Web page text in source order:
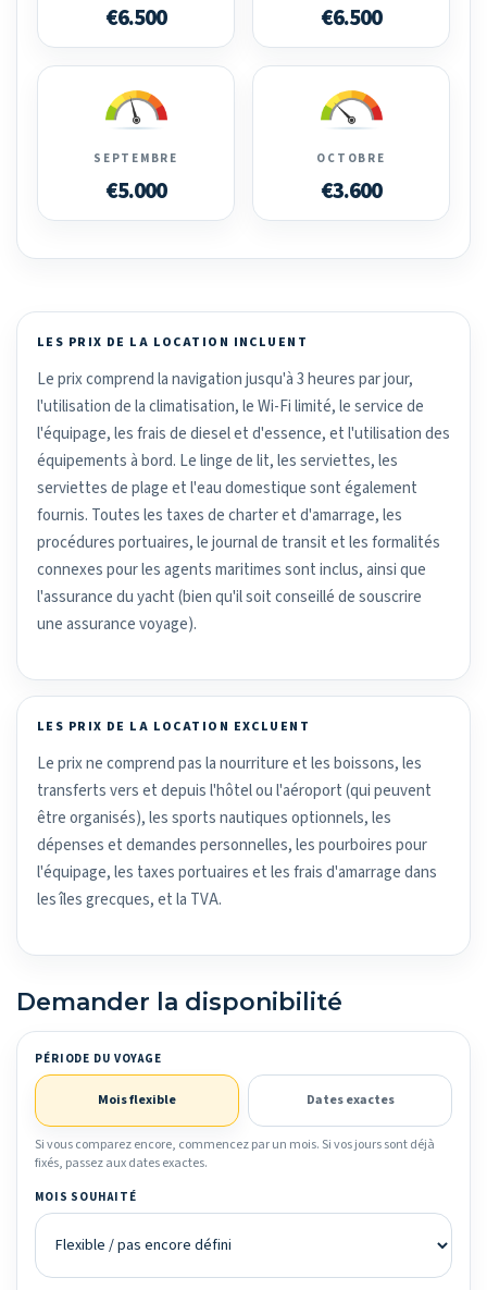
€6.500 €6.500
SEPTEMBRE
€5.000
OCTOBRE
€3.600
LES PRIX DE LA LOCATION INCLUENT
Le prix comprend la navigation jusqu'à 3 heures par jour,
l'utilisation de la climatisation, le Wi-Fi limité, le service de
l'équipage, les frais de diesel et d'essence, et l'utilisation des
équipements à bord. Le linge de lit, les serviettes, les
serviettes de plage et l'eau domestique sont également
fournis. Toutes les taxes de charter et d'amarrage, les
procédures portuaires, le journal de transit et les formalités
connexes pour les agents maritimes sont inclus, ainsi que
l'assurance du yacht (bien qu'il soit conseillé de souscrire
une assurance voyage).
LES PRIX DE LA LOCATION EXCLUENT
Le prix ne comprend pas la nourriture et les boissons, les
transferts vers et depuis l'hôtel ou l'aéroport (qui peuvent
être organisés), les sports nautiques optionnels, les
dépenses et demandes personnelles, les pourboires pour
l'équipage, les taxes portuaires et les frais d'amarrage dans
les îles grecques, et la TVA.
Demander la disponibilité
PÉRIODE DU VOYAGE
Mois flexible Dates exactes
Si vous comparez encore, commencez par un mois. Si vos jours sont déjà
fixés, passez aux dates exactes.
MOIS SOUHAITÉ